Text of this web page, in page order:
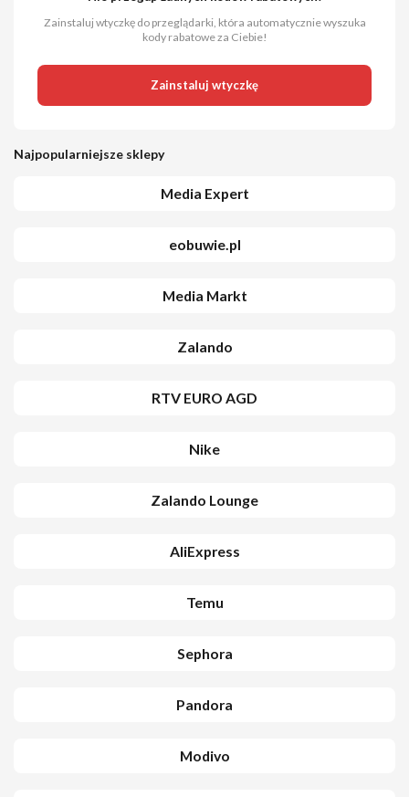
Zainstaluj wtyczkę do przeglądarki, która automatycznie wyszuka
kody rabatowe za Ciebie!
Zainstaluj wtyczkę
Najpopularniejsze sklepy
Media Expert
eobuwie.pl
Media Markt
Zalando
RTV EURO AGD
Nike
Zalando Lounge
AliExpress
Temu
Sephora
Pandora
Modivo